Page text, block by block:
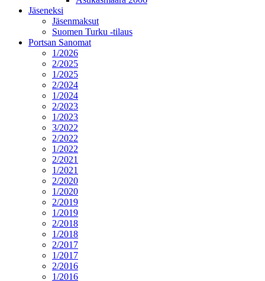
Jäseneksi
Jäsenmaksut
Suomen Turku -tilaus
Portsan Sanomat
1/2026
2/2025
1/2025
2/2024
1/2024
2/2023
1/2023
3/2022
2/2022
1/2022
2/2021
1/2021
2/2020
1/2020
2/2019
1/2019
2/2018
1/2018
2/2017
1/2017
2/2016
1/2016